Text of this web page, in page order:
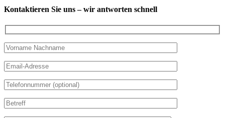
Kontaktieren Sie uns – wir antworten schnell